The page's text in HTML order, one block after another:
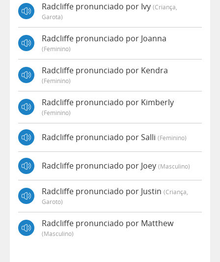
Radcliffe pronunciado por Ivy (criança,
Garota)
Radcliffe pronunciado por Joanna
(feminino)
Radcliffe pronunciado por Kendra
(feminino)
Radcliffe pronunciado por Kimberly
(feminino)
Radcliffe pronunciado por Salli (feminino)
Radcliffe pronunciado por Joey (masculino)
Radcliffe pronunciado por Justin (criança,
Garoto)
Radcliffe pronunciado por Matthew
(masculino)